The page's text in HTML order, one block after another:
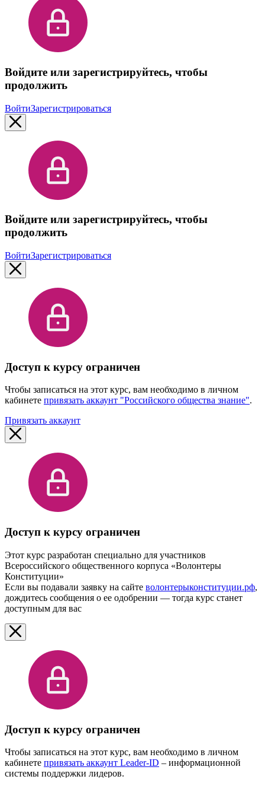
Войдите или зарегистрируйтесь, чтобы
продолжить
ВойтиЗарегистрироваться
Войдите или зарегистрируйтесь, чтобы
продолжить
ВойтиЗарегистрироваться
Доступ к курсу ограничен
Чтобы записаться на этот курс, вам необходимо в личном
кабинете привязать аккаунт "Российского общества знание".
Привязать аккаунт
Доступ к курсу ограничен
Этот курс разработан специально для участников
Всероссийского общественного корпуса «Волонтеры
Конституции»
Если вы подавали заявку на сайте волонтерыконституции.рф,
дождитесь сообщения о ее одобрении — тогда курс станет
доступным для вас
Доступ к курсу ограничен
Чтобы записаться на этот курс, вам необходимо в личном
кабинете привязать аккаунт Leader-ID – информационной
системы поддержки лидеров.